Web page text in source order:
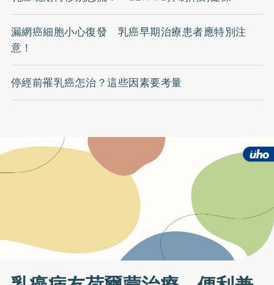
漏網癌細胞小心復發 乳癌早期治療患者應特別注
意！
停經前罹乳癌怎治？這些因素要考量